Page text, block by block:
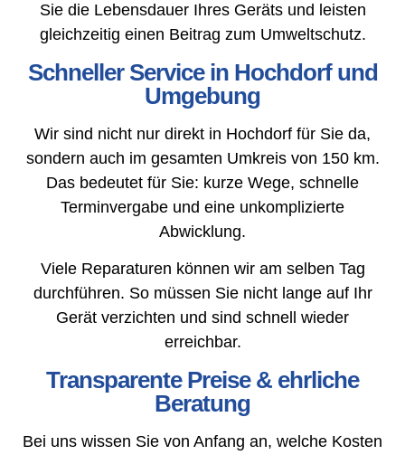
Sie die Lebensdauer Ihres Geräts und leisten
gleichzeitig einen Beitrag zum Umweltschutz.
Schneller Service in Hochdorf und
Umgebung
Wir sind nicht nur direkt in Hochdorf für Sie da,
sondern auch im gesamten Umkreis von 150 km.
Das bedeutet für Sie: kurze Wege, schnelle
Terminvergabe und eine unkomplizierte
Abwicklung.
Viele Reparaturen können wir am selben Tag
durchführen. So müssen Sie nicht lange auf Ihr
Gerät verzichten und sind schnell wieder
erreichbar.
Transparente Preise & ehrliche
Beratung
Bei uns wissen Sie von Anfang an, welche Kosten